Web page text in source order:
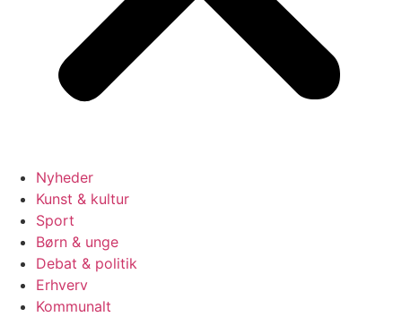
Nyheder
Kunst & kultur
Sport
Børn & unge
Debat & politik
Erhverv
Kommunalt